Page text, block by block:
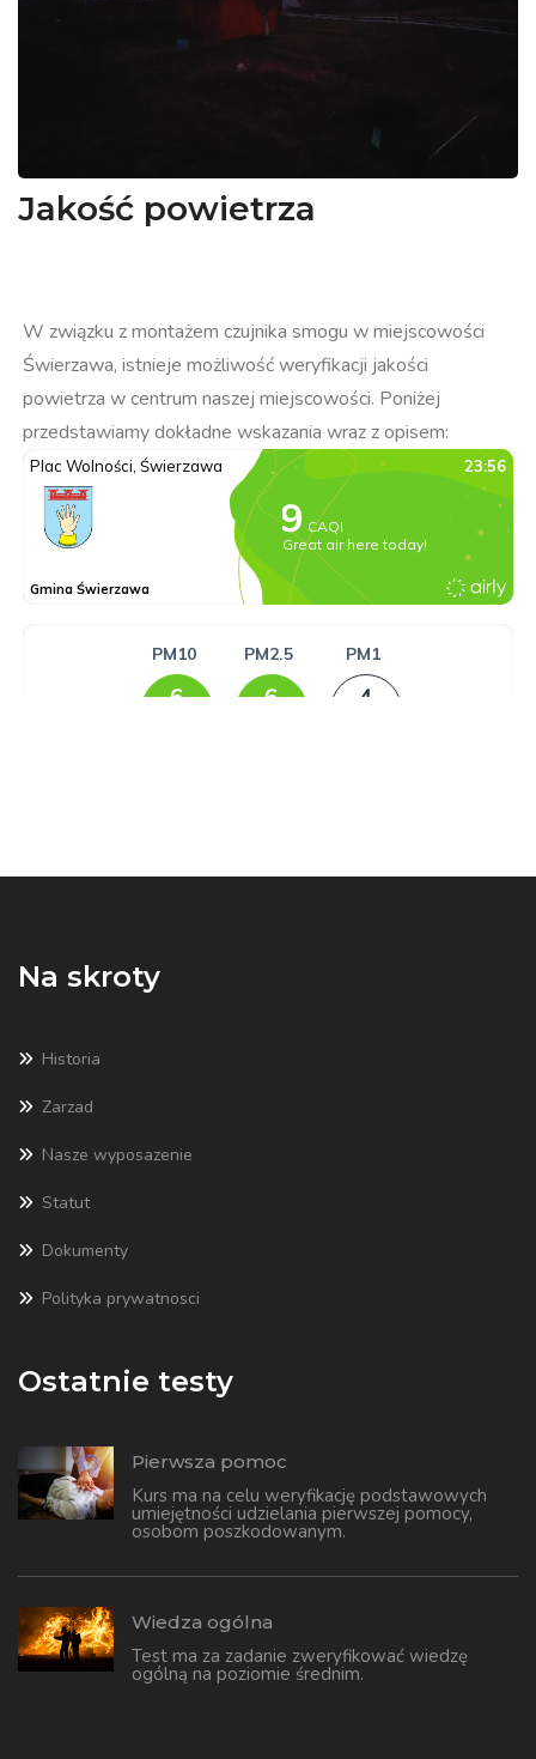
Jakość powietrza
W związku z montażem czujnika smogu w miejscowości
Świerzawa, istnieje możliwość weryfikacji jakości
powietrza w centrum naszej miejscowości. Poniżej
przedstawiamy dokładne wskazania wraz z opisem:
Na skroty
Historia
Zarzad
Nasze wyposazenie
Statut
Dokumenty
Polityka prywatnosci
Ostatnie testy
Pierwsza pomoc
Kurs ma na celu weryfikację podstawowych
umiejętności udzielania pierwszej pomocy,
osobom poszkodowanym.
Wiedza ogólna
Test ma za zadanie zweryfikować wiedzę
ogólną na poziomie średnim.